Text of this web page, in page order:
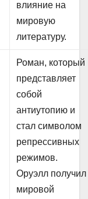
влияние на
мировую
литературу.
Роман, который
представляет
собой
антиутопию и
стал символом
репрессивных
режимов.
Оруэлл получил
мировой